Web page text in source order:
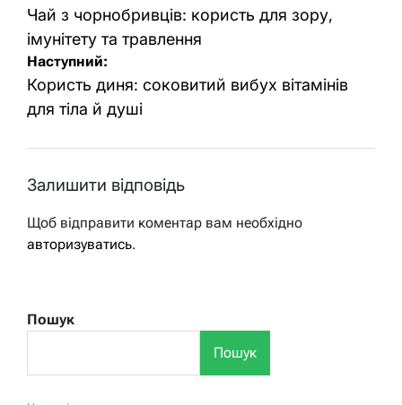
записів
Чай з чорнобривців: користь для зору,
імунітету та травлення
Наступний:
Користь диня: соковитий вибух вітамінів
для тіла й душі
Залишити відповідь
Щоб відправити коментар вам необхідно
авторизуватись.
Пошук
Пошук